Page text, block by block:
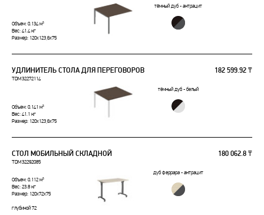
тёмный дуб - антрацит
Объем: 0.134 м³
Вес: 41.4 кг
Размер: 120x123,6x75
УДЛИНИТЕЛЬ СТОЛА ДЛЯ ПЕРЕГОВОРОВ 182 599.92 ₸
TDM32272114
тёмный дуб - белый
Объем: 0.141 м³
Вес: 41.1 кг
Размер: 120x123,6x75
СТОЛ МОБИЛЬНЫЙ СКЛАДНОЙ 180 062.8 ₸
TDM32292085
дуб феррара - антрацит
Объем: 0.112 м³
Вес: 23.8 кг
Размер: 120x72x75
глубиной 72